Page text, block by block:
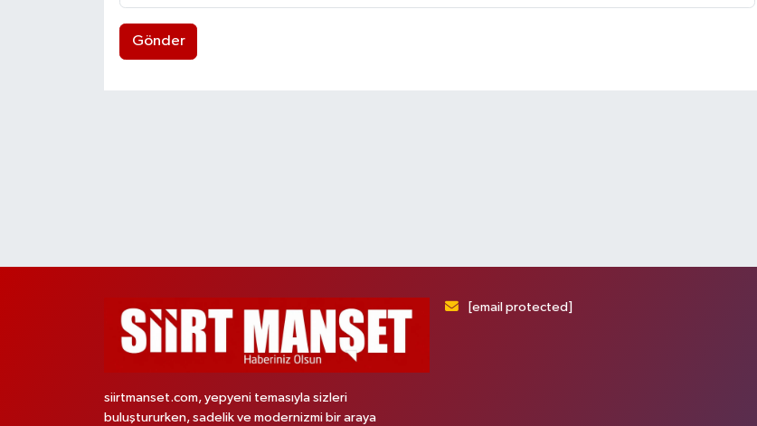
Gönder
siirtmanset.com, yepyeni temasıyla sizleri
buluştururken, sadelik ve modernizmi bir araya
[email protected]